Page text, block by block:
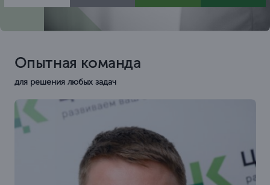
Опытная команда
для решения любых задач